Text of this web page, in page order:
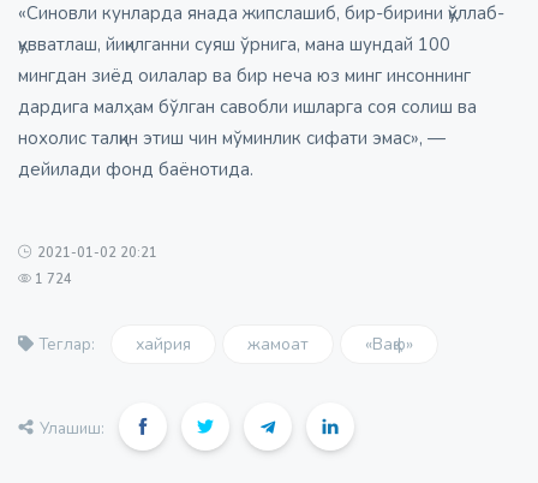
«Синовли кунларда янада жипслашиб, бир-бирини қўллаб-
қувватлаш, йиқилганни суяш ўрнига, мана шундай 100
мингдан зиёд оилалар ва бир неча юз минг инсоннинг
дардига малҳам бўлган савобли ишларга соя солиш ва
нохолис талқин этиш чин мўминлик сифати эмас», —
дейилади фонд баёнотида.
2021-01-02 20:21
1 724
Теглар: хайрия жамоат «Вақф»
Улашиш: